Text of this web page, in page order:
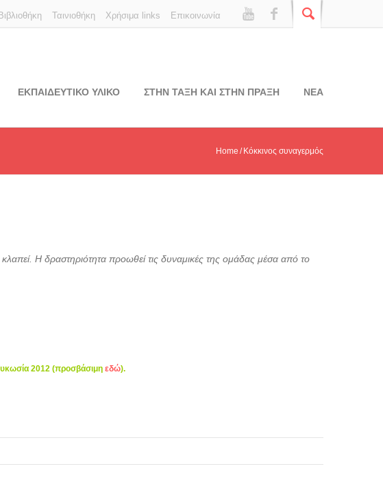
Επικοινωνία
Χρήσιμα links
Ταινιοθήκη
Βιβλιοθήκη
ΕΚΠΑΙΔΕΥΤΙΚΟ ΥΛΙΚΟ ΣΤΗΝ ΤΑΞΗ ΚΑΙ ΣΤΗΝ ΠΡΑΞΗ ΝΕΑ
Home Κόκκινος συναγερμός
Η δραστηριότητα προωθεί τις δυναμικές της ομάδας μέσα από το
2012 (προσβάσιμη εδώ).